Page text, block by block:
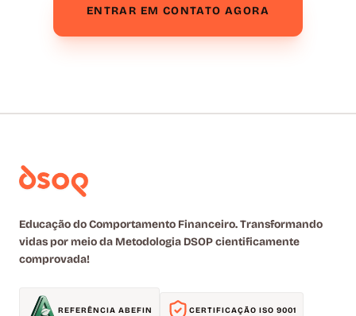
ENTRAR EM CONTATO AGORA
Educação do Comportamento Financeiro. Transformando
vidas por meio da Metodologia DSOP cientificamente
comprovada!
REFERÊNCIA ABEFIN CERTIFICAÇÃO ISO 9001